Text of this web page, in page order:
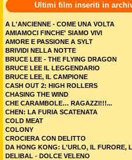
Ultimi film inseriti in
A L'ANCIENNE - COME UNA VOLTA
AMIAMOCI FINCHE' SIAMO VIVI
AMORE E PASSIONE A SYLT
BRIVIDI NELLA NOTTE
BRUCE LEE - THE FLYING DRAGON
BRUCE LEE IL LEGGENDARIO
BRUCE LEE, IL CAMPIONE
CASH OUT 2: HIGH ROLLERS
CHASING THE WIND
CHE CARAMBOLE… RAGAZZI!!!...
CHEN: LA FURIA SCATENATA
COLD MEAT
COLONY
CROCIERA CON DELITTO
DA HONG KONG: L'URLO, IL FURORE,
DELIBAL - DOLCE VELENO